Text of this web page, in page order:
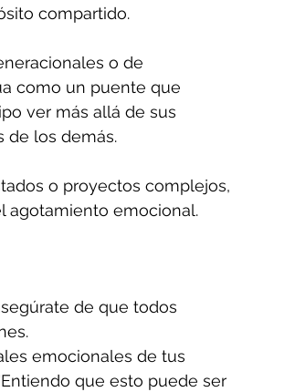
compartido.
o de
como un puente que
ver más allá de sus
de los demás.
o proyectos complejos,
agotamiento emocional.
de que todos
emocionales de tus
que esto puede ser